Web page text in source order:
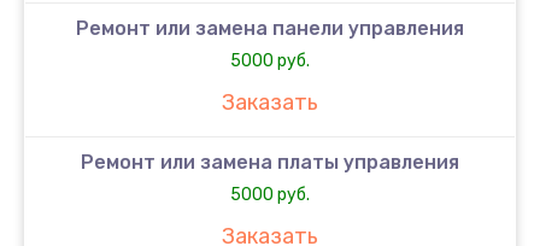
Ремонт или замена панели управления
5000 руб.
Заказать
Ремонт или замена платы управления
5000 руб.
Заказать